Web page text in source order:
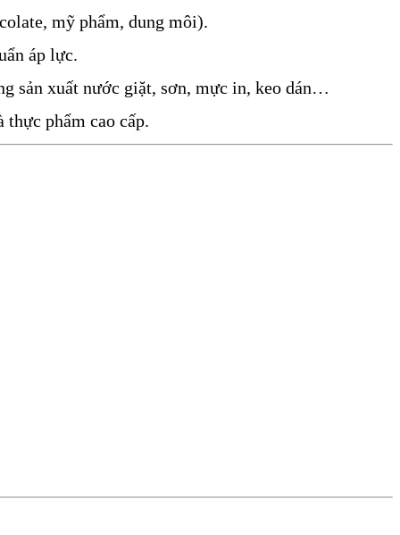
mỹ phẩm, dung môi).
áp lực.
sản xuất nước giặt, sơn, mực in, keo dán…
thực phẩm cao cấp.